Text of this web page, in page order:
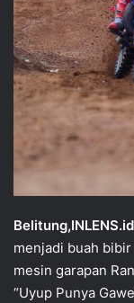
Belitung,INLENS.id
menjadi buah
mesin garapan
“Uyup Punya